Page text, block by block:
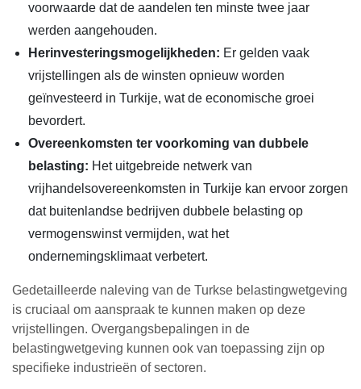
voorwaarde dat de aandelen ten minste twee jaar
werden aangehouden.
Herinvesteringsmogelijkheden: Er gelden vaak
vrijstellingen als de winsten opnieuw worden
geïnvesteerd in Turkije, wat de economische groei
bevordert.
Overeenkomsten ter voorkoming van dubbele
belasting: Het uitgebreide netwerk van
vrijhandelsovereenkomsten in Turkije kan ervoor zorgen
dat buitenlandse bedrijven dubbele belasting op
vermogenswinst vermijden, wat het
ondernemingsklimaat verbetert.
Gedetailleerde naleving van de Turkse belastingwetgeving
is cruciaal om aanspraak te kunnen maken op deze
vrijstellingen. Overgangsbepalingen in de
belastingwetgeving kunnen ook van toepassing zijn op
specifieke industrieën of sectoren.